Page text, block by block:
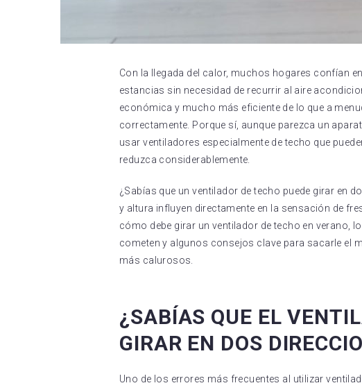
Con la llegada del calor, muchos hogares confían
estancias sin necesidad de recurrir al aire
económica y mucho más eficiente de lo que a
correctamente. Porque sí, aunque parezca un
usar ventiladores especialmente de techo que
reduzca considerablemente.
¿Sabías que un ventilador de techo puede girar en
y altura influyen directamente en la sensación de
cómo debe girar un ventilador de techo en verano,
cometen y algunos consejos clave para sacarle el
más calurosos.
¿SABÍAS QUE EL
GIRAR EN DOS
Uno de los errores más frecuentes al utilizar